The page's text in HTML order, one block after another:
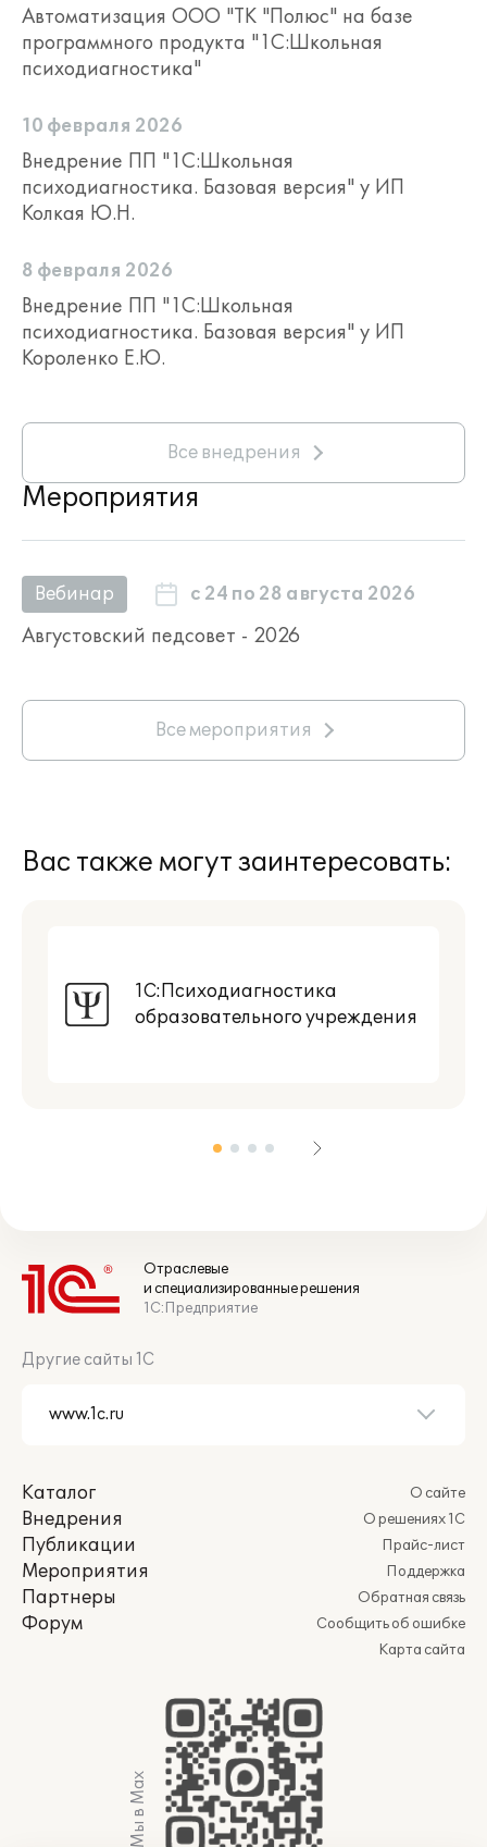
Автоматизация ООО "ТК "Полюс" на базе
программного продукта "1С:Школьная
психодиагностика"
10 февраля 2026
Внедрение ПП "1С:Школьная
психодиагностика. Базовая версия" у ИП
Колкая Ю.Н.
8 февраля 2026
Внедрение ПП "1С:Школьная
психодиагностика. Базовая версия" у ИП
Короленко Е.Ю.
Все внедрения
Мероприятия
Вебинар с 24 по 28 августа 2026
Августовский педсовет - 2026
Все мероприятия
Вас также могут заинтересовать:
1С:Психодиагностика
образовательного учреждения
Отраслевые
и специализированные решения
1С:Предприятие
Другие сайты 1С
Каталог
Внедрения
Публикации
Мероприятия
Партнеры
Форум
О сайте
О решениях 1С
Прайс-лист
Поддержка
Обратная связь
Сообщить об ошибке
Карта сайта
Мы в Max